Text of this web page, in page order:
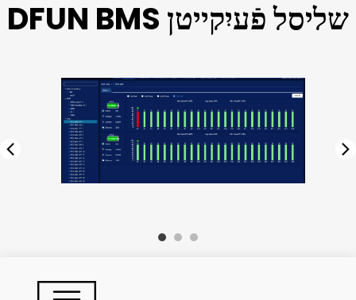
DFUN BMS שליסל פֿעיִקייטן